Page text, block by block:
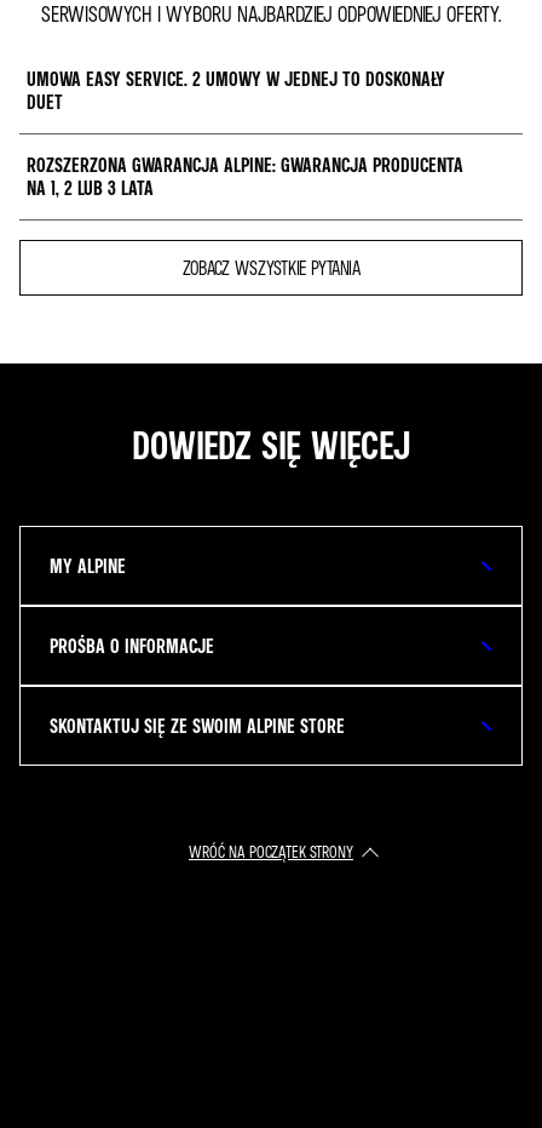
SERWISOWYCH I WYBORU NAJBARDZIEJ ODPOWIEDNIEJ OFERTY.
UMOWA EASY SERVICE. 2 UMOWY W JEDNEJ TO DOSKONAŁY
DUET
Gwarancja producenta może zostać rozszerzona, podobnie jak czynności
objęte umową serwisową.
Łączy w sobie wszystkie zalety rozszerzonej gwarancji i umów
serwisowych.
ROZSZERZONA GWARANCJA ALPINE: GWARANCJA PRODUCENTA
NA 1, 2 LUB 3 LATA
Nieprzewidziane zdarzenia obejmują wymianę i naprawę części
na 3 dni w przypadku awarii.
ZOBACZ WSZYSTKIE PYTANIA
DOWIEDZ SIĘ WIĘCEJ
MY ALPINE
PROŚBA O INFORMACJE
SKONTAKTUJ SIĘ ZE SWOIM ALPINE STORE
WRÓĆ NA POCZĄTEK STRONY